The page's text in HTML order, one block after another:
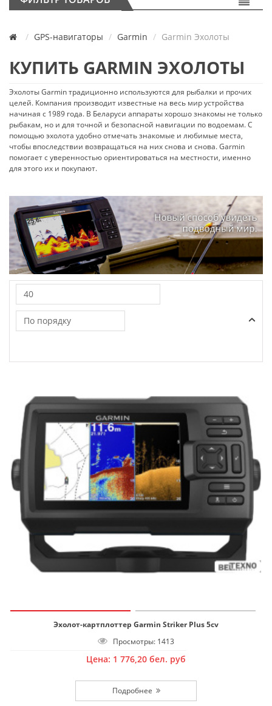
GPS-навигаторы Garmin Garmin Эхолоты
КУПИТЬ GARMIN ЭХОЛОТЫ
Эхолоты Garmin традиционно используются для рыбалки и прочих
целей. Компания производит известные на весь мир устройства
начиная с 1989 года. В Беларуси аппараты хорошо знакомы не только
рыбакам, но и для точной и безопасной навигации по водоемам. С
помощью эхолота удобно отмечать знакомые и любимые места,
чтобы впоследствии возвращаться на них снова и снова. Garmin
помогает с уверенностью ориентироваться на местности, именно
для этого их и покупают.
40
По порядку
Эхолот-картплоттер Garmin Striker Plus 5cv
Просмотры: 1413
Цена: 1 776,20 бел. руб